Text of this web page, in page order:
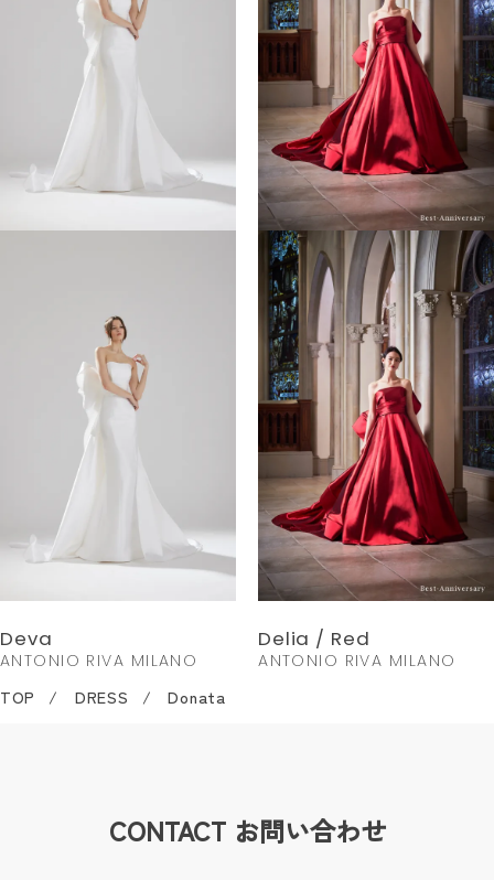
Deva
ANTONIO RIVA MILANO
Delia / Red
ANTONIO RIVA MILANO
TOP DRESS Donata
CONTACT お問い合わせ